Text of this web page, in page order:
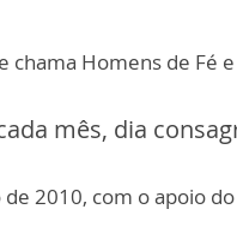
chama Homens de Fé
mês, dia
2010, com o apoio